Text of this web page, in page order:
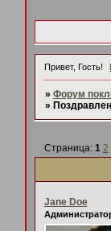
Привет, Гость!
» Форум
»
Страница: 1 2
Jane Doe